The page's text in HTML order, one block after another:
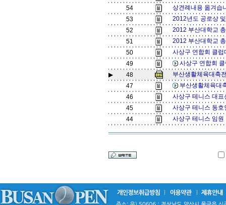
54
상견례내용 옮겨습
53
2012년도 공로상
52
2012 부산대학교
51
2012 부산대학교
50
사상구 연합회 클
49
사상구 연합회
▶
48
부산생활체육대축
47
부산생활체육대
46
사상구 테니스 대
45
사상구 테니스 동
44
사상구 테니스 임